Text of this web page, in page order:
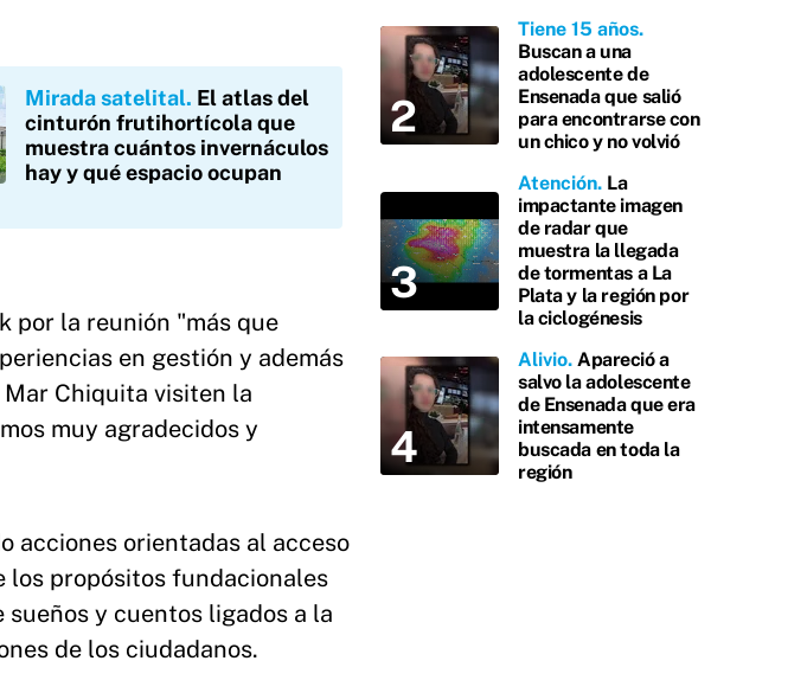
Mirada satelital El atlas del
cinturón frutihortícola que
muestra cuántos invernáculos
hay y qué espacio ocupan
por la reunión "más que
en gestión y además
Chiquita visiten la
muy agradecidos y
acciones orientadas al acceso
los propósitos fundacionales
y cuentos ligados a la
de los ciudadanos.
Tiene 15 años
Buscan a una
adolescente de
Ensenada que salió
para encontrarse con
un chico y no volvió
Atención La
impactante imagen
de radar que
muestra la llegada
de tormentas a La
Plata y la región por
la ciclogénesis
Alivio Apareció a
salvo la adolescente
de Ensenada que era
intensamente
buscada en toda la
región